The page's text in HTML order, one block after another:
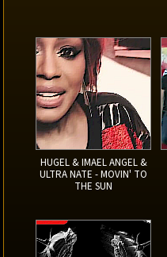
HUGEL & IMAEL ANGEL &
ULTRA NATE - MOVIN' TO
THE SUN